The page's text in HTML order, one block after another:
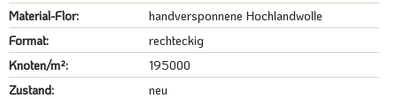
Material-Flor:
handversponnene Hochlandwolle
Format:
rechteckig
Knoten/m²:
195000
Zustand:
neu